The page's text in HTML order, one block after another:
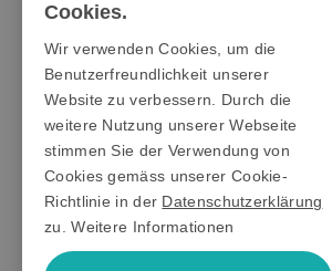
ENGLISH
ITALIAN
Cookies.
Wir verwenden Cookies, um die
Benutzerfreundlichkeit unserer
Website zu verbessern. Durch die
weitere Nutzung unserer Webseite
stimmen Sie der Verwendung von
Cookies gemäss unserer Cookie-
Richtlinie in der Datenschutzerklärung
zu.
Weitere Informationen